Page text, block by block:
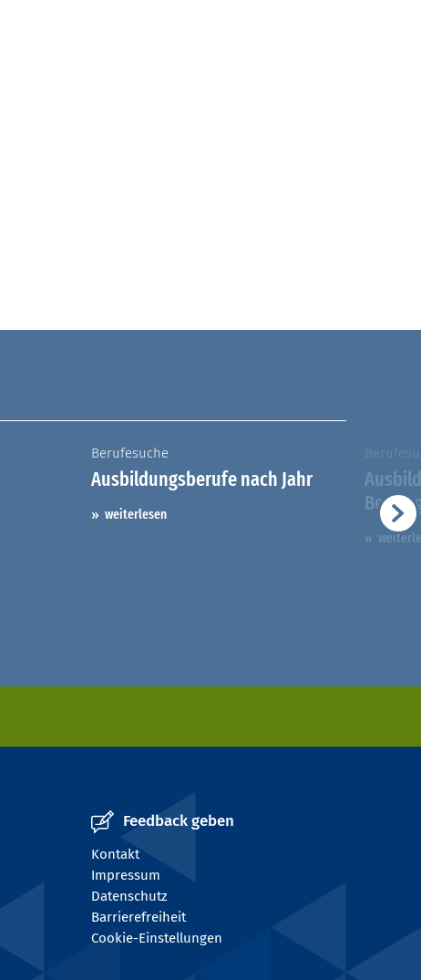
Berufesuche
Ausbildungsberufe nach Jahr
weiterlesen
Feedback geben
Kontakt
Impressum
Datenschutz
Barrierefreiheit
Cookie-Einstellungen